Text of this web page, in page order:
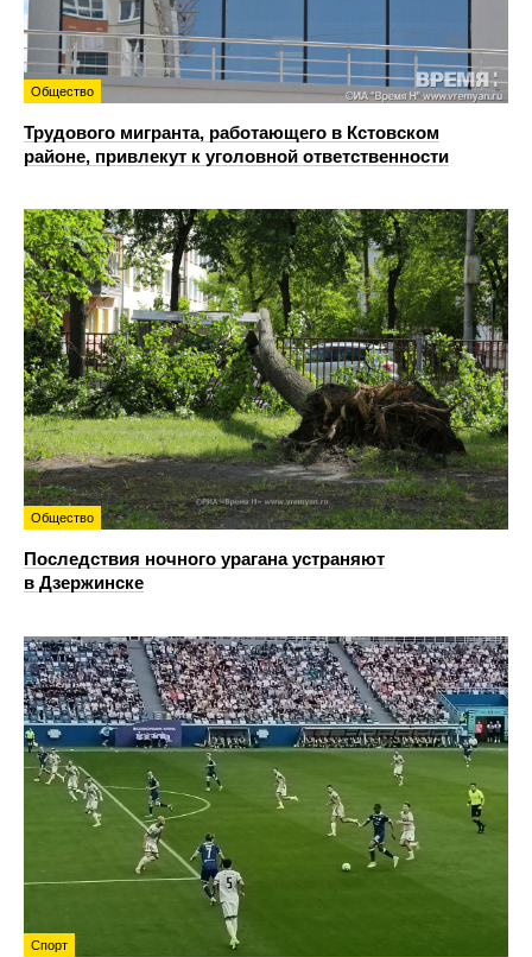
Общество
Трудового мигранта, работающего в Кстовском
районе, привлекут к уголовной ответственности
Общество
Последствия ночного урагана устраняют
в Дзержинске
Спорт